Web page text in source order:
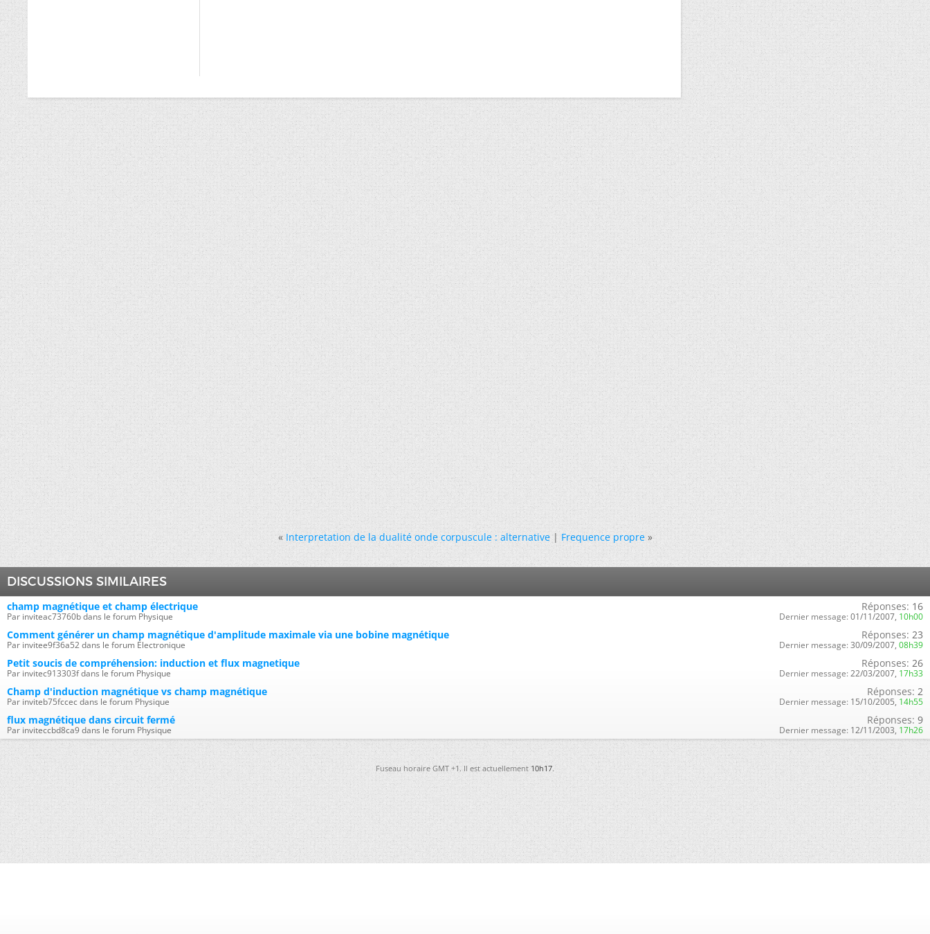
« Interpretation de la dualité onde corpuscule : alternative|Frequence propre »
DISCUSSIONS SIMILAIRES
champ magnétique et champ électrique
Par inviteac73760b dans le forum Physique
Réponses: 16
Dernier message: 01/11/2007, 10h00
Comment générer un champ magnétique d'amplitude maximale via une bobine magnétique
Par invitee9f36a52 dans le forum Électronique
Réponses: 23
Dernier message: 30/09/2007, 08h39
Petit soucis de compréhension: induction et flux magnetique
Par invitec913303f dans le forum Physique
Réponses: 26
Dernier message: 22/03/2007, 17h33
Champ d'induction magnétique vs champ magnétique
Par inviteb75fccec dans le forum Physique
Réponses: 2
Dernier message: 15/10/2005, 14h55
flux magnétique dans circuit fermé
Par inviteccbd8ca9 dans le forum Physique
Réponses: 9
Dernier message: 12/11/2003, 17h26
Fuseau horaire GMT +1. Il est actuellement10h17.